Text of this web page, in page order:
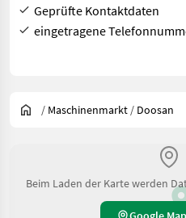
Geprüfte Kontaktdaten
eingetragene
/ Maschinenmarkt / Doosan
Beim Laden der Karte werden